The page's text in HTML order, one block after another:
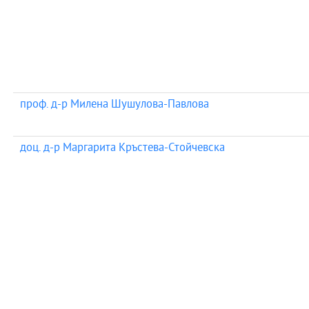
проф. д-р Милена Шушулова-Павлова
доц. д-р Маргарита Кръстева-Стойчевска